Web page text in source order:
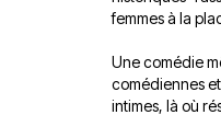
femmes à la
Une comédie
comédiennes
intimes, là où